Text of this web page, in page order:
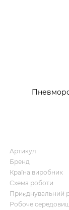
Артикул
Бренд
Країна виробник
Схема роботи
Приєднувальний
Робоче